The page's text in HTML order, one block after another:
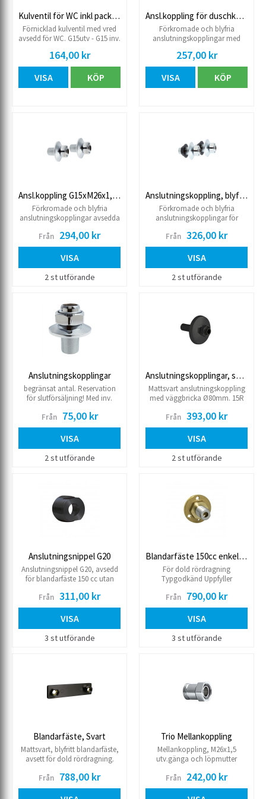
Kulventil för WC inkl packn. lekande
Förnicklad kulventil med vred
avsedd för WC. G15utv - G15 inv.
packning.
164,00 kr
VISA KÖP
Ansl.koppling för duschkabin
Förkromade och blyfria
anslutningskopplingar med
cc blandare. Med anslutning
G20 mot blandare och
anslutning G15 för inlopp.
Längd 35mm, med täckbricka
257,00 kr
VISA KÖP
Ansl.koppling G15xM26x1,5, blyfri 2-pack
Förkromade och blyfria
anslutningskopplingar avsedda
lekande mutter M gänga / utv.
rör gänga. Säljs i 2-pack.
Från 294,00 kr
VISA
2 st utförande
Anslutningskoppling, blyfri 2-pack
Förkromade och blyfria
anslutningskopplingar för
blandare. Med anslutning
M26x1,5 mot blandare och
anslutning för inlopp G15.
spännmutter i plast samt
Från 326,00 kr
VISA
2 st utförande
Anslutningskopplingar
begränsat antal. Reservation
för slutförsäljning! Med inv.
rör gänga.
Från 75,00 kr
VISA
2 st utförande
Anslutningskopplingar, svart
Mattsvart anslutningskoppling
med väggbricka Ø80mm. 15R
väggdosa med 15R inv.gänga.
Rak anslutning för montage av
blandare. Längd 75 mm
Från 393,00 kr
VISA
2 st utförande
Anslutningsnippel G20
Anslutningsnippel G20, avsedd
för blandarfäste 150 cc utan
Från 311,00 kr
VISA
3 st utförande
Blandarfäste 150cc enkelt, 2-pack
För dold rördragning
Typgodkänd Uppfyller
Förkromad anslutningsnippel
ingår Avsedd för kåpa Ø70 mm
Kåpor ingår EJ 2-pack
Från 790,00 kr
VISA
3 st utförande
Blandarfäste, Svart
Mattsvart, blyfritt blandarfäste,
avsett för dold rördragning.
blandaren. Demonterbara
kopplingar för 12/15 Cu och
PEX-rör samt VVS-skruv ingår.
Från 788,00 kr
Trio Mellankoppling
Mellankoppling, M26x1,5
utv.gänga och löpmutter
Förkromad. Monteras mellan
blandarfäste M26x1,5 och
blandare. Byggmått 30mm.
Från 242,00 kr